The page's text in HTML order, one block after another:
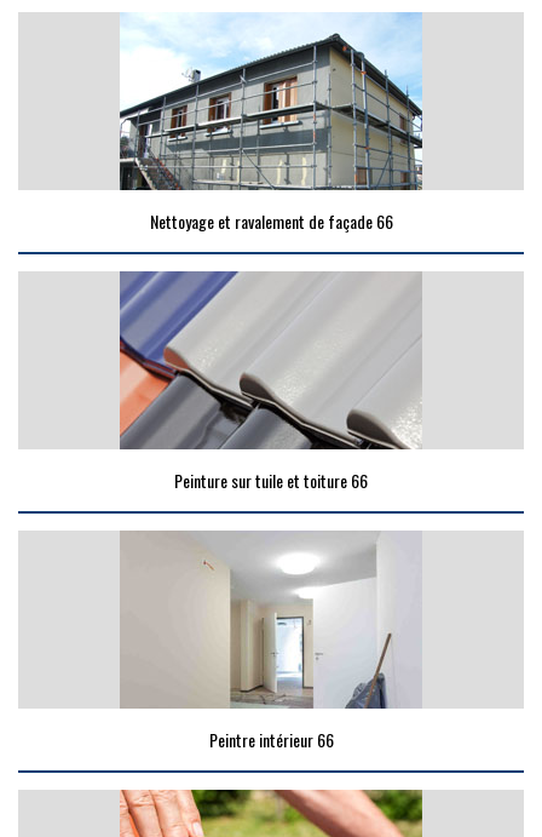
Nettoyage et ravalement de façade 66
Peinture sur tuile et toiture 66
Peintre intérieur 66